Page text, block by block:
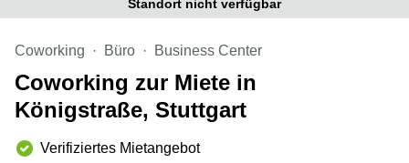
Berlin
Mitte
Büro
mieten
Dortmund
Tagungsraum
Frankfurter
Str. 720-
726 Köln
Hohenstaufenring
62 Köln
Standort nicht verfügbar
Coworking Büro Business Center
Coworking zur Miete in
Königstraße, Stuttgart
Verifiziertes Mietangebot